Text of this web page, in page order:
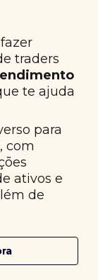
traders
te ajuda
para
com
ativos e
de